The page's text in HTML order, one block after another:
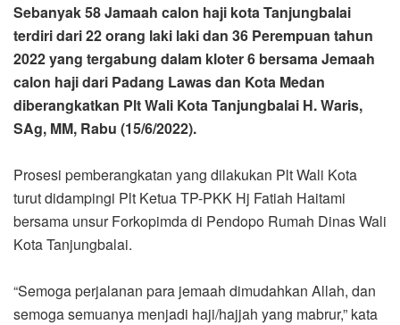
Sebanyak 58 Jamaah calon haji kota Tanjungbalai
terdiri dari 22 orang laki laki dan 36 Perempuan tahun
2022 yang tergabung dalam kloter 6 bersama Jemaah
calon haji dari Padang Lawas dan Kota Medan
diberangkatkan Plt Wali Kota Tanjungbalai H. Waris,
SAg, MM, Rabu (15/6/2022).
Prosesi pemberangkatan yang dilakukan Plt Wali Kota
turut didampingi Plt Ketua TP-PKK Hj Fatiah Haitami
bersama unsur Forkopimda di Pendopo Rumah Dinas Wali
Kota Tanjungbalai.
“Semoga perjalanan para jemaah dimudahkan Allah, dan
semoga semuanya menjadi haji/hajjah yang mabrur,” kata